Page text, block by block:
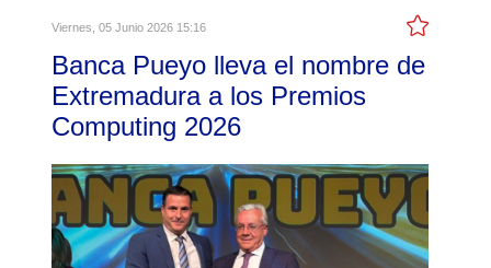
Viernes, 05 Junio 2026 15:16
Banca Pueyo lleva el nombre de
Extremadura a los Premios
Computing 2026